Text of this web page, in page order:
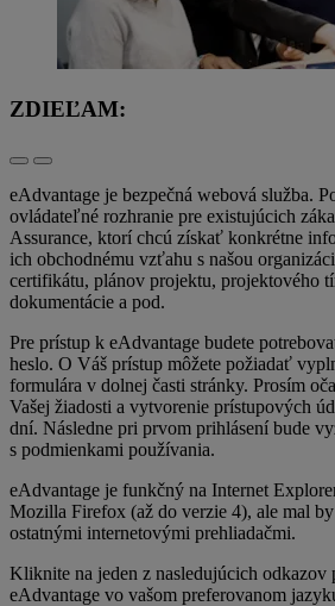
ZDIEĽAM:
eAdvantage je bezpečná webová služba.
ovládateľné rozhranie pre existujúcich
Assurance, ktorí chcú získať konkrétne
ich obchodnému vzťahu s našou
certifikátu, plánov projektu, projektového
dokumentácie a pod.
Pre prístup k eAdvantage budete
heslo. O Váš prístup môžete požiadať
formulára v dolnej časti stránky. Prosím
Vašej žiadosti a vytvorenie prístupových
dní. Následne pri prvom prihlásení bude
s podmienkami používania.
eAdvantage je funkčný na Internet
Mozilla Firefox (až do verzie 4), ale mal
ostatnými internetovými prehliadačmi.
Kliknite na jeden z nasledujúcich odkazov
eAdvantage vo vašom preferovanom